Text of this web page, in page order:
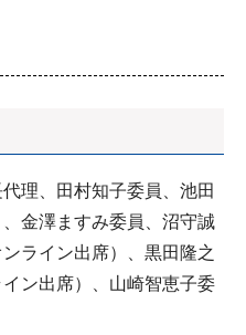
理、田村知子委員、池田
金澤ますみ委員、沼守誠
ライン出席）、黒田隆之
ン出席）、山崎智恵子委